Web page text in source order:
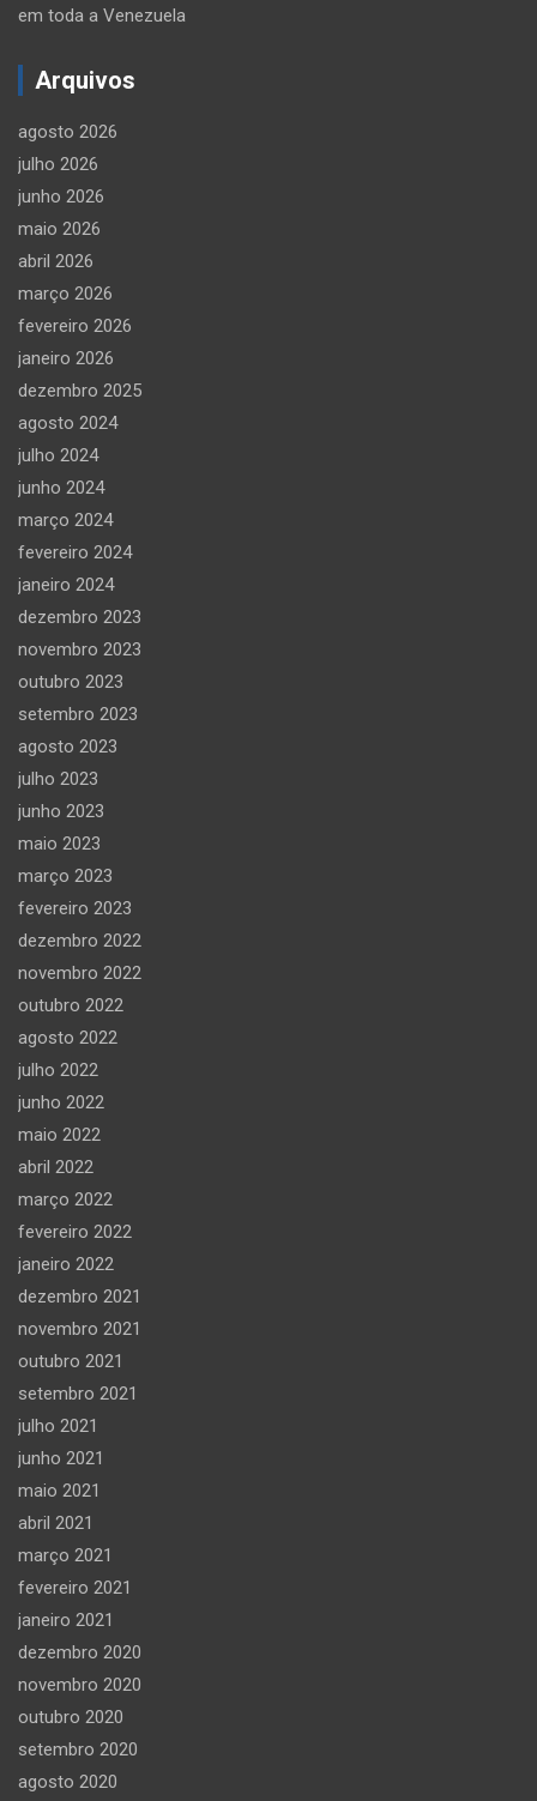
em toda a Venezuela
Arquivos
agosto 2026
julho 2026
junho 2026
maio 2026
abril 2026
março 2026
fevereiro 2026
janeiro 2026
dezembro 2025
agosto 2024
julho 2024
junho 2024
março 2024
fevereiro 2024
janeiro 2024
dezembro 2023
novembro 2023
outubro 2023
setembro 2023
agosto 2023
julho 2023
junho 2023
maio 2023
março 2023
fevereiro 2023
dezembro 2022
novembro 2022
outubro 2022
agosto 2022
julho 2022
junho 2022
maio 2022
abril 2022
março 2022
fevereiro 2022
janeiro 2022
dezembro 2021
novembro 2021
outubro 2021
setembro 2021
julho 2021
junho 2021
maio 2021
abril 2021
março 2021
fevereiro 2021
janeiro 2021
dezembro 2020
novembro 2020
outubro 2020
setembro 2020
agosto 2020